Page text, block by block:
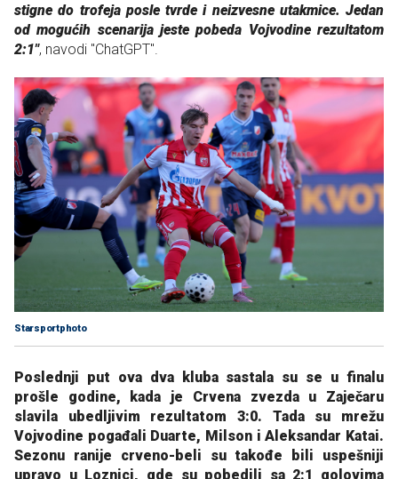
stigne do trofeja posle tvrde i neizvesne utakmice. Jedan
od mogućih scenarija jeste pobeda Vojvodine rezultatom
2:1", navodi "ChatGPT".
Starsportphoto
Poslednji put ova dva kluba sastala su se u finalu
prošle godine, kada je Crvena zvezda u Zaječaru
slavila ubedljivim rezultatom 3:0. Tada su mrežu
Vojvodine pogađali Duarte, Milson i Aleksandar Katai.
Sezonu ranije crveno-beli su takođe bili uspešniji
upravo u Loznici, gde su pobedili sa 2:1 golovima